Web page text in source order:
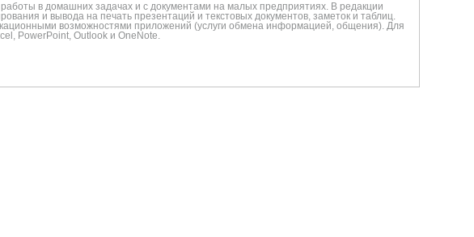
в домашних задачах и с документами на малых предприятиях. В редакции
и вывода на печать презентаций и текстовых документов, заметок и таблиц.
возможностями приложений (услуги обмена информацией, общения). Для
PowerPoint, Outlook и OneNote.